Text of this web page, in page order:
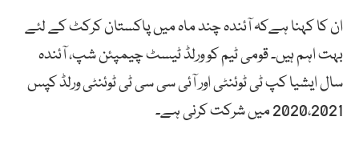
ان کا کہنا ہےکہ آئندہ چند ماہ میں پاکستان کرکٹ کے لئے
بہت اہم ہیں۔ قومی ٹیم کو ورلڈ ٹیسٹ چیمپئن شپ، آئندہ
سال ایشیا کپ ٹی ٹوئنٹی اور آئی سی سی ٹی ٹوئنٹی ورلڈ کپس
2020،2021 میں شرکت کرنی ہے۔